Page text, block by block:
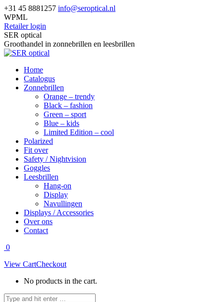
Skip
to
content
+31 45 8881257 info@seroptical.nl
WPML
Retailer login
Facebook
page
opens
new
window
SER optical
Groothandel in zonnebrillen en leesbrillen
Home
Catalogus
Zonnebrillen
Orange – trendy
Black – fashion
Green – sport
Blue – kids
Limited Edition – cool
Polarized
Fit over
Safety / Nightvision
Goggles
Leesbrillen
Hang-on
Display
Navullingen
Displays / Accessories
Over ons
Contact
0
View CartCheckout
No products in the cart.
Search: